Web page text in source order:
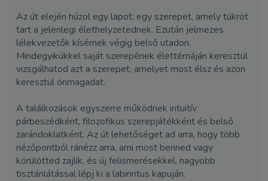
Az út elején húzol egy lapot: egy szerepet, amely tükröt
tart a jelenlegi élethelyzetednek. Ezután jelmezes
lélekvezetők kísérnek végig belső utadon.
Mindegyikükkel saját szerepének élettémáján keresztül
vizsgálhatod azt a szerepet, amelyet most élsz és azon
keresztül önmagadat.
A találkozások egyszerre működnek intuitív
párbeszédként, filozofikus szerepjátékként és belső
zarándoklatként. Az út lehetőséget ad arra, hogy több
nézőpontból ránézz arra, ami most benned vagy
körülötted zajlik, és új felismerésekkel, nagyobb
tisztánlátással lépj ki a labirintus kapuján.